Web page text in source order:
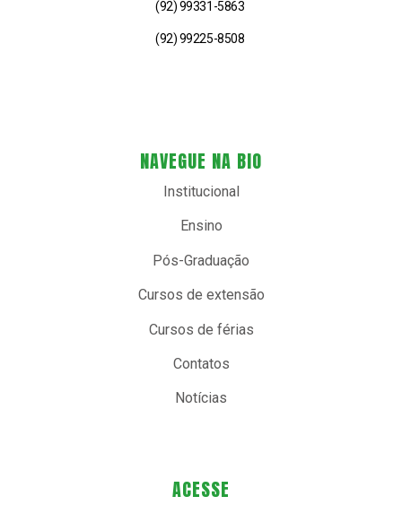
(92) 99331-5863
(92) 99225-8508
NAVEGUE NA BIO
Institucional
Ensino
Pós-Graduação
Cursos de extensão
Cursos de férias
Contatos
Notícias
ACESSE